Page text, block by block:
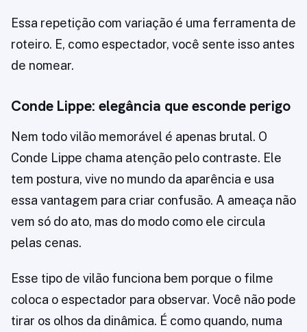
Essa repetição com variação é uma ferramenta de
roteiro. E, como espectador, você sente isso antes
de nomear.
Conde Lippe: elegância que esconde perigo
Nem todo vilão memorável é apenas brutal. O
Conde Lippe chama atenção pelo contraste. Ele
tem postura, vive no mundo da aparência e usa
essa vantagem para criar confusão. A ameaça não
vem só do ato, mas do modo como ele circula
pelas cenas.
Esse tipo de vilão funciona bem porque o filme
coloca o espectador para observar. Você não pode
tirar os olhos da dinâmica. É como quando, numa